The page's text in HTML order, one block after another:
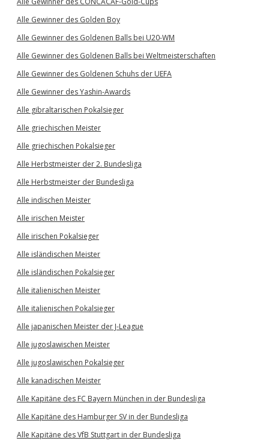
Alle Gewinner des Golden Boy
Alle Gewinner des Goldenen Balls bei U20-WM
Alle Gewinner des Goldenen Balls bei Weltmeisterschaften
Alle Gewinner des Goldenen Schuhs der UEFA
Alle Gewinner des Yashin-Awards
Alle gibraltarischen Pokalsieger
Alle griechischen Meister
Alle griechischen Pokalsieger
Alle Herbstmeister der 2. Bundesliga
Alle Herbstmeister der Bundesliga
Alle indischen Meister
Alle irischen Meister
Alle irischen Pokalsieger
Alle isländischen Meister
Alle isländischen Pokalsieger
Alle italienischen Meister
Alle italienischen Pokalsieger
Alle japanischen Meister der J-League
Alle jugoslawischen Meister
Alle jugoslawischen Pokalsieger
Alle kanadischen Meister
Alle Kapitäne des FC Bayern München in der Bundesliga
Alle Kapitäne des Hamburger SV in der Bundesliga
Alle Kapitäne des VfB Stuttgart in der Bundesliga